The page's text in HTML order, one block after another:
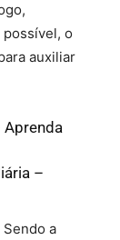
o
auxiliar
Aprenda
–
a